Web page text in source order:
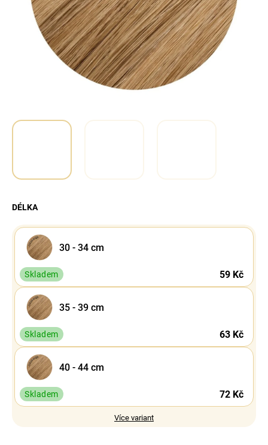
DÉLKA
30 - 34 cm
Skladem 59 Kč
35 - 39 cm
Skladem 63 Kč
40 - 44 cm
Skladem 72 Kč
Více variant